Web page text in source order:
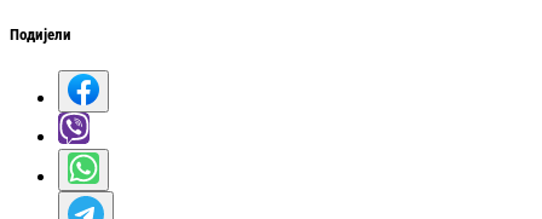
Подијели